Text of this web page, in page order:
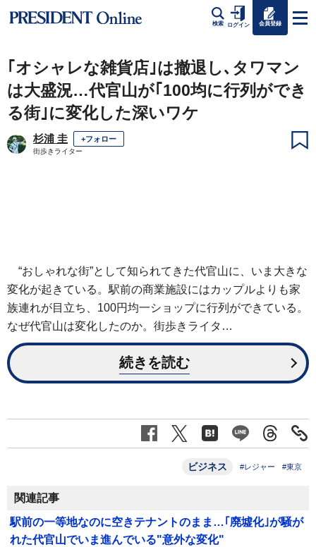
検索 ログイン 会員登録
｢オシャレな雑貨店｣は撤退し､タワマン
は大盛況…代官山が｢100均に行列ができ
る街｣に変化した深いワケ
杉浦 圭 +フォロー
街歩きライター
“おしゃれな街”として知られてきた代官山に、いま大きな
変化が起きている。駅前の商業施設にはカップルよりも家
族連れが目立ち、100円均一ショップに行列ができている。
なぜ代官山は変化したのか。街歩きライタ…
続きを読む
ビジネス #レジャー #東京
関連記事
駅前の一等地なのに空きテナントのまま…｢廃墟化｣が騒が
れた代官山でいま進んでいる"意外な変化"